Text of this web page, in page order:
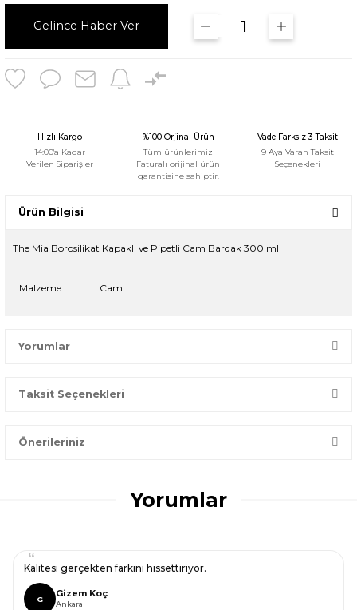
Gelince Haber Ver
Hızlı Kargo
14:00'a Kadar
Verilen Siparişler
%100 Orjinal Ürün
Tüm ürünlerimiz
Faturalı orijinal ürün
garantisine sahiptir.
Vade Farksız 3 Taksit
9 Aya Varan Taksit
Seçenekleri
Ürün Bilgisi
The Mia Borosilikat Kapaklı ve Pipetli Cam Bardak 300 ml
Malzeme : Cam
Yorumlar
Taksit Seçenekleri
Önerileriniz
konularda yetersiz gördüğünüz noktaları öneri formunu
kullanarak tarafımıza iletebilirsiniz.
Ürün resmi kalitesiz, bozuk veya görüntülenemiyor.
Ürün açıklamasında eksik bilgiler bulunuyor.
Ürün bilgilerinde hatalar bulunuyor.
Yorumlar
Kalitesi gerçekten farkını hissettiriyor.
G Gizem Koç
Ankara